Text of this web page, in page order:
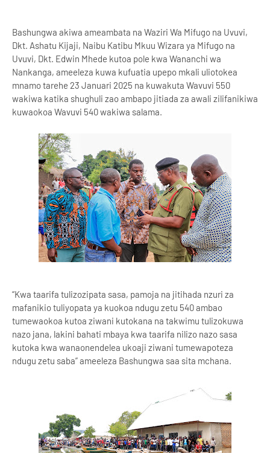
Bashungwa akiwa ameambata na Waziri Wa Mifugo na Uvuvi,
Dkt. Ashatu Kijaji, Naibu Katibu Mkuu Wizara ya Mifugo na
Uvuvi, Dkt. Edwin Mhede kutoa pole kwa Wananchi wa
Nankanga, ameeleza kuwa kufuatia upepo mkali uliotokea
mnamo tarehe 23 Januari 2025 na kuwakuta Wavuvi 550
wakiwa katika shughuli zao ambapo jitiada za awali zilifanikiwa
kuwaokoa Wavuvi 540 wakiwa salama.
“Kwa taarifa tulizozipata sasa, pamoja na jitihada nzuri za
mafanikio tuliyopata ya kuokoa ndugu zetu 540 ambao
tumewaokoa kutoa ziwani kutokana na takwimu tulizokuwa
nazo jana, lakini bahati mbaya kwa taarifa nilizo nazo sasa
kutoka kwa wanaonendelea ukoaji ziwani tumewapoteza
ndugu zetu saba” ameeleza Bashungwa saa sita mchana.